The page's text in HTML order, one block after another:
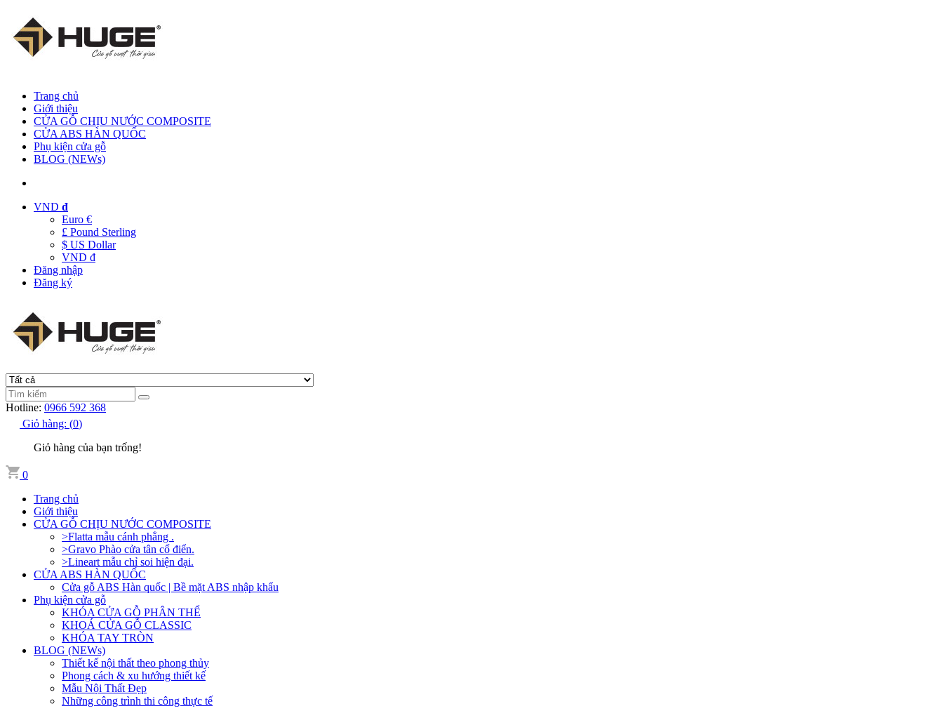
Trang chủ
Giới thiệu
CỬA GỖ CHỊU NƯỚC COMPOSITE
CỬA ABS HÀN QUỐC
Phụ kiện cửa gỗ
BLOG (NEWs)
VND đ
Euro €
£ Pound Sterling
$ US Dollar
VND đ
Đăng nhập
Đăng ký
Hotline: 0966 592 368
Giỏ hàng: (0)
Giỏ hàng của bạn trống!
0
Trang chủ
Giới thiệu
CỬA GỖ CHỊU NƯỚC COMPOSITE
>Flatta mẫu cánh phẳng .
>Gravo Phào cửa tân cổ điển.
>Lineart mẫu chỉ soi hiện đại.
CỬA ABS HÀN QUỐC
Cửa gỗ ABS Hàn quốc | Bề mặt ABS nhập khẩu
Phụ kiện cửa gỗ
KHÓA CỬA GỖ PHÂN THỂ
KHOÁ CỬA GỖ CLASSIC
KHÓA TAY TRÒN
BLOG (NEWs)
Thiết kế nội thất theo phong thủy
Phong cách & xu hướng thiết kế
Mẫu Nội Thất Đẹp
Những công trình thi công thực tế